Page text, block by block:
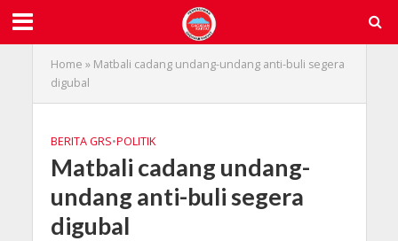
Home » Matbali cadang undang-undang anti-buli segera
digubal
BERITA GRS•POLITIK
Matbali cadang undang-
undang anti-buli segera
digubal